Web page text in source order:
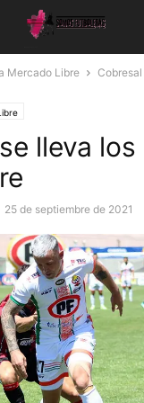
Mercado Libre
lleva
25 de septiembre de 2021